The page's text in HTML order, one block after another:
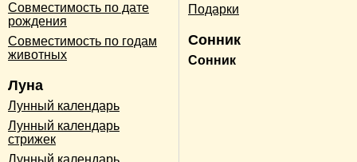
Совместимость по дате
рождения
Совместимость по годам
животных
Луна
Лунный календарь
Лунный календарь
стрижек
Лунный календарь
Подарки
Сонник
Сонник